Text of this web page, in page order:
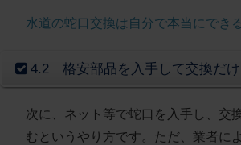
水道の蛇口交換は自分で本当にでき
4.2 格安部品を入手して交換だ
次に、ネット等で蛇口を入手し、交
むというやり方です。ただ、業者に